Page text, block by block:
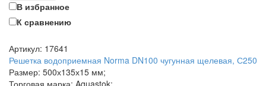
В избранное
К сравнению
Артикул: 17641
Решетка водоприемная Norma DN100 чугунная щелевая, С250
Размер: 500х135х15 мм;
Торговая марка: Aquastok;